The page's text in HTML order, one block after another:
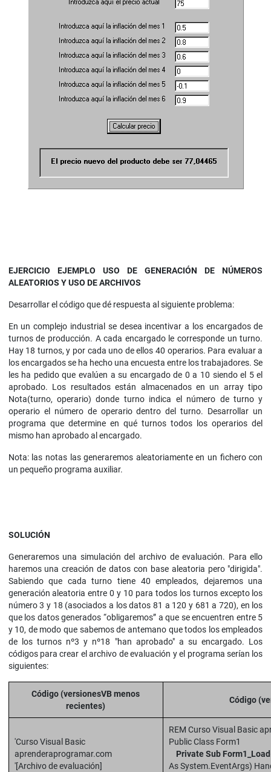
EJERCICIO EJEMPLO USO DE GENERACIÓN DE NÚMEROS
ALEATORIOS Y USO DE ARCHIVOS
Desarrollar el código que dé respuesta al siguiente problema:
En un complejo industrial se desea incentivar a los encargados de
turnos de producción. A cada encargado le corresponde un turno.
Hay 18 turnos, y por cada uno de ellos 40 operarios. Para evaluar a
los encargados se ha hecho una encuesta entre los trabajadores. Se
les ha pedido que evalúen a su encargado de 0 a 10 siendo el 5 el
aprobado. Los resultados están almacenados en un array tipo
Nota(turno, operario) donde turno indica el número de turno y
operario el número de operario dentro del turno. Desarrollar un
programa que determine en qué turnos todos los operarios del
mismo han aprobado al encargado.
Nota: las notas las generaremos aleatoriamente en un fichero con
un pequeño programa auxiliar.
SOLUCIÓN
Generaremos una simulación del archivo de evaluación. Para ello
haremos una creación de datos con base aleatoria pero "dirigida".
Sabiendo que cada turno tiene 40 empleados, dejaremos una
generación aleatoria entre 0 y 10 para todos los turnos excepto los
número 3 y 18 (asociados a los datos 81 a 120 y 681 a 720), en los
que los datos generados “obligaremos” a que se encuentren entre 5
y 10, de modo que sabemos de antemano que todos los empleados
de los turnos nº3 y nº18 "han aprobado" a su encargado. Los
códigos para crear el archivo de evaluación y el programa serían los
siguientes:
Código (versionesVB menos
recientes)
Código
'Curso Visual Basic
aprenderaprogramar.com
'[Archivo de evaluación]
REM Curso Visual Basic
Public Class Form1
Private Sub Form1_Load
As System.EventArgs)